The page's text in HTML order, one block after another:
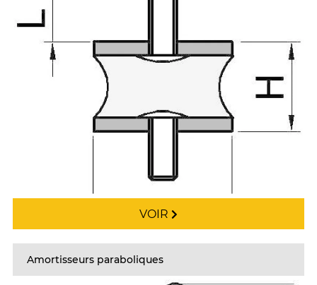
VOIR
Amortisseurs paraboliques